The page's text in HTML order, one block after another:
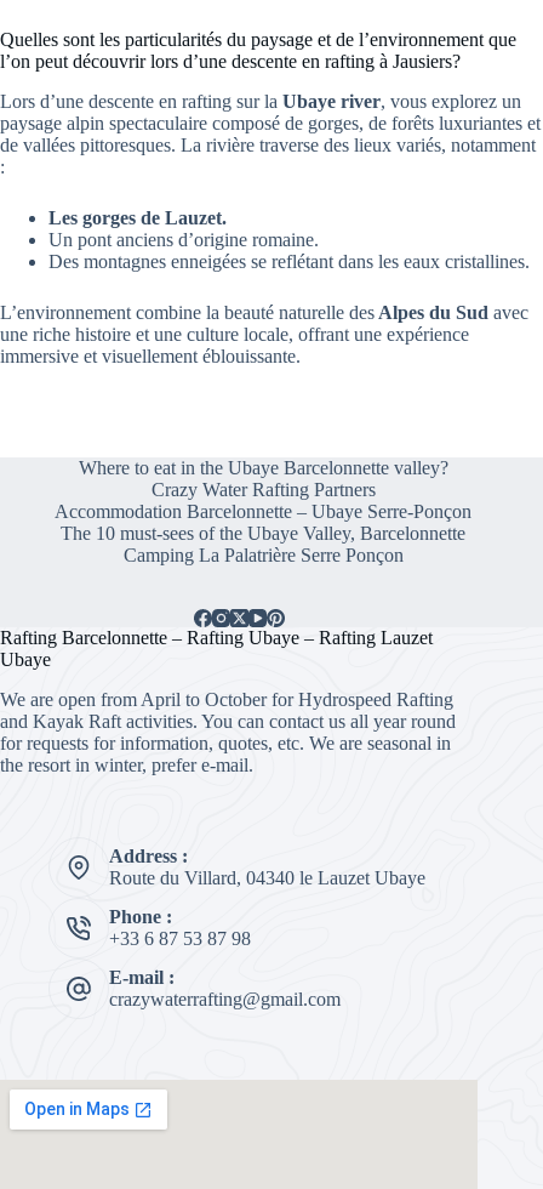
Quelles sont les particularités du paysage et de l’environnement que
l’on peut découvrir lors d’une descente en rafting à Jausiers?
Lors d’une descente en rafting sur la Ubaye river, vous explorez un
paysage alpin spectaculaire composé de gorges, de forêts luxuriantes et
de vallées pittoresques. La rivière traverse des lieux variés, notamment
:
Les gorges de Lauzet.
Un pont anciens d’origine romaine.
Des montagnes enneigées se reflétant dans les eaux cristallines.
L’environnement combine la beauté naturelle des Alpes du Sud avec
une riche histoire et une culture locale, offrant une expérience
immersive et visuellement éblouissante.
Where to eat in the Ubaye Barcelonnette valley?
Crazy Water Rafting Partners
Accommodation Barcelonnette – Ubaye Serre-Ponçon
The 10 must-sees of the Ubaye Valley, Barcelonnette
Camping La Palatrière Serre Ponçon
Rafting Barcelonnette – Rafting Ubaye – Rafting Lauzet
Ubaye
We are open from April to October for Hydrospeed Rafting
and Kayak Raft activities. You can contact us all year round
for requests for information, quotes, etc. We are seasonal in
the resort in winter, prefer e-mail.
Address :
Route du Villard, 04340 le Lauzet Ubaye
Phone :
+33 6 87 53 87 98
E-mail :
crazywaterrafting@gmail.com